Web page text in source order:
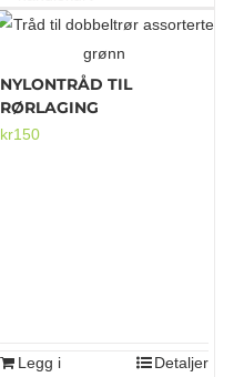
NYLONTRÅD TIL
RØRLAGING
kr150
Legg i
Detaljer